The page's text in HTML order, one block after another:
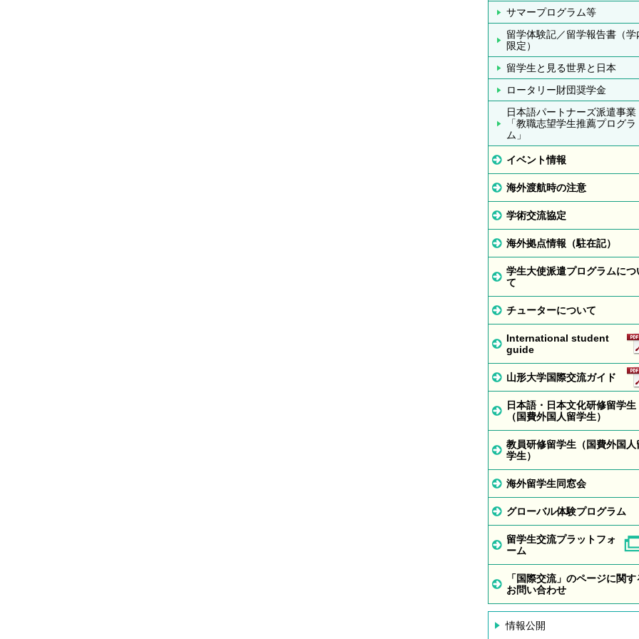
サマープログラム等
留学体験記／留学報告書（学
限定）
留学生と見る世界と日本
ロータリー財団奨学金
日本語パートナーズ派遣事業
「教職志望学生推薦プログラ
ム」
イベント情報
海外渡航時の注意
学術交流協定
海外拠点情報（駐在記）
学生大使派遣プログラムにつ
て
チューターについて
International student
guide
山形大学国際交流ガイド
日本語・日本文化研修留学生
（国費外国人留学生）
教員研修留学生（国費外国人
学生）
海外留学生同窓会
グローバル体験プログラム
留学生交流プラットフォ
ーム
「国際交流」のページに関す
お問い合わせ
情報公開